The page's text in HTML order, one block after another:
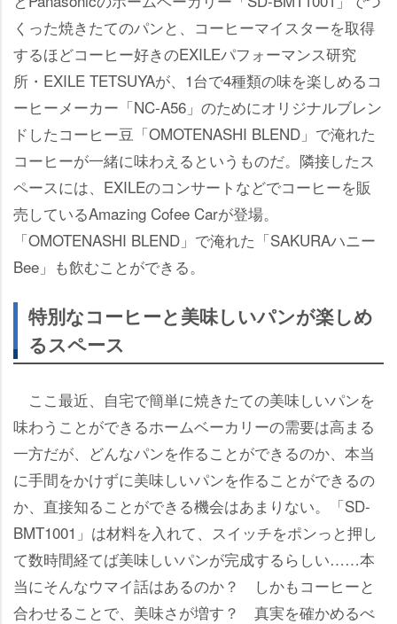
くった焼きたてのパンと、コーヒーマイスターを取得
するほどコーヒー好きのEXILEパフォーマンス研究
所・EXILE TETSUYAが、1台で4種類の味を楽しめるコ
ーヒーメーカー「NC-A56」のためにオリジナルブレン
ドしたコーヒー豆「OMOTENASHI BLEND」で淹れた
コーヒーが一緒に味わえるというものだ。隣接したス
ペースには、EXILEのコンサートなどでコーヒーを販
売しているAmazing Cofee Carが登場。
「OMOTENASHI BLEND」で淹れた「SAKURAハニー
Bee」も飲むことができる。
特別なコーヒーと美味しいパンが楽しめ
るスペース
ここ最近、自宅で簡単に焼きたての美味しいパンを
味わうことができるホームベーカリーの需要は高まる
一方だが、どんなパンを作ることができるのか、本当
に手間をかけずに美味しいパンを作ることができるの
か、直接知ることができる機会はあまりない。「SD-
BMT1001」は材料を入れて、スイッチをポンっと押し
て数時間経てば美味しいパンが完成するらしい……本
当にそんなウマイ話はあるのか？ しかもコーヒーと
合わせることで、美味さが増す？ 真実を確かめるべ